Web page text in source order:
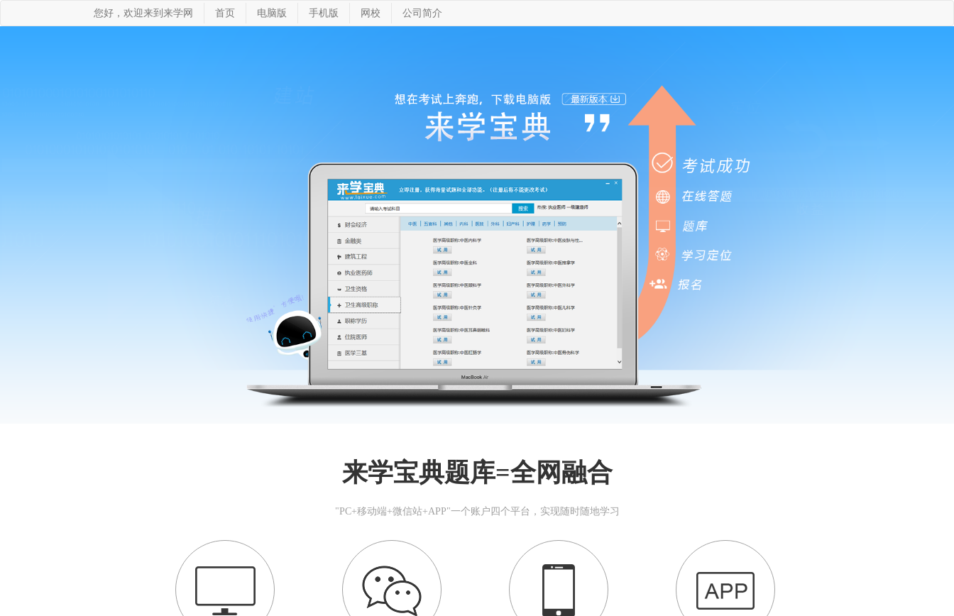
您好，欢迎来到来学网 首页 电脑版 手机版 网校 公司简介
来学宝典题库=全网融合
"PC+移动端+微信站+APP"一个账户四个平台，实现随时随地学习